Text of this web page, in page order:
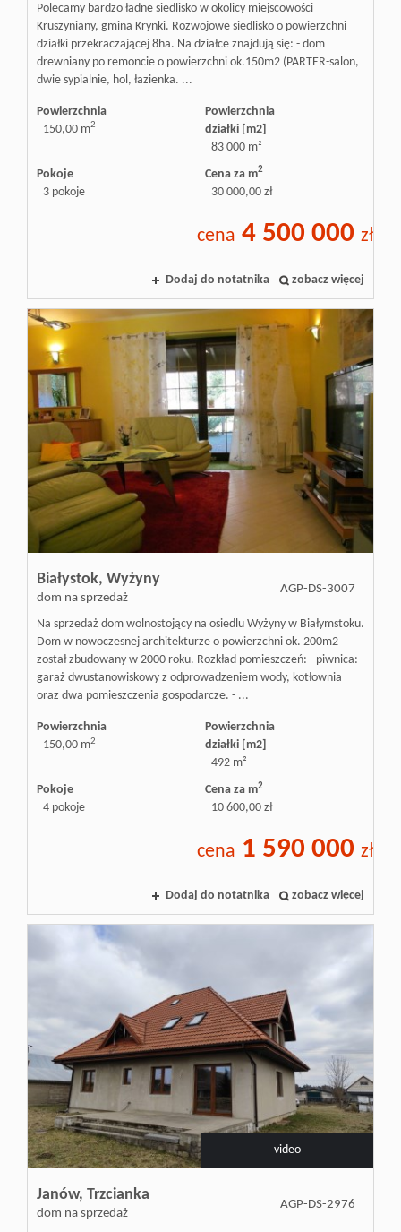
Polecamy bardzo ładne siedlisko w okolicy miejscowości
Kruszyniany, gmina Krynki. Rozwojowe siedlisko o powierzchni
działki przekraczającej 8ha. Na działce znajdują się: - dom
drewniany po remoncie o powierzchni ok.150m2 (PARTER-salon,
dwie sypialnie, hol, łazienka. ...
Powierzchnia
150,00 m2
Powierzchnia
działki [m2]
83 000 m²
Pokoje
3 pokoje
Cena za m2
30 000,00 zł
cena 4 500 000 zł
Dodaj do notatnika zobacz więcej
Białystok, Wyżyny
dom na sprzedaż
AGP-DS-3007
Na sprzedaż dom wolnostojący na osiedlu Wyżyny w Białymstoku.
Dom w nowoczesnej architekturze o powierzchni ok. 200m2
został zbudowany w 2000 roku. Rozkład pomieszczeń: - piwnica:
garaż dwustanowiskowy z odprowadzeniem wody, kotłownia
oraz dwa pomieszczenia gospodarcze. - ...
Powierzchnia
150,00 m2
Powierzchnia
działki [m2]
492 m²
Pokoje
4 pokoje
Cena za m2
10 600,00 zł
cena 1 590 000 zł
Dodaj do notatnika zobacz więcej
video
Janów, Trzcianka
dom na sprzedaż
AGP-DS-2976